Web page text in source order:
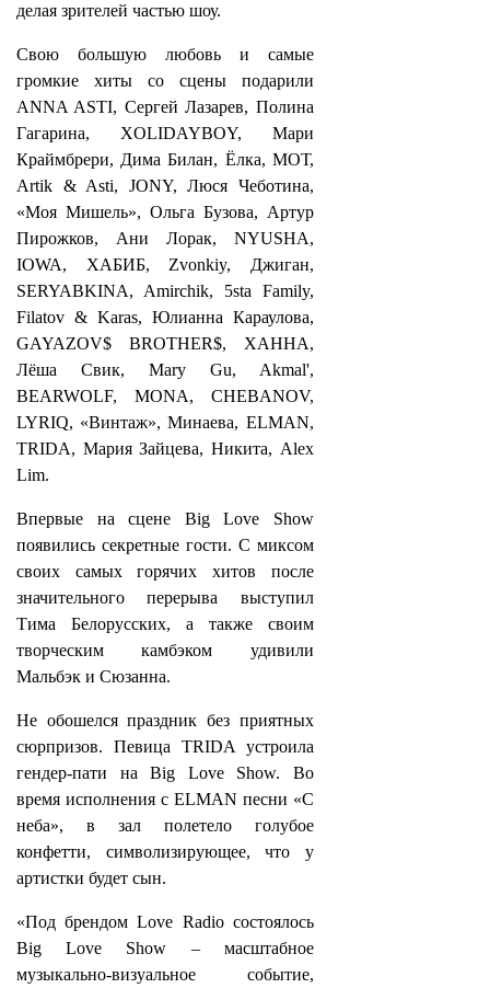
делая зрителей частью шоу.
Свою большую любовь и самые
громкие хиты со сцены подарили
ANNA ASTI, Сергей Лазарев, Полина
Гагарина, XOLIDAYBOY, Мари
Краймбрери, Дима Билан, Ёлка, МОТ,
Artik & Asti, JONY, Люся Чеботина,
«Моя Мишель», Ольга Бузова, Артур
Пирожков, Ани Лорак, NYUSHA,
IOWA, ХАБИБ, Zvonkiy, Джиган,
SERYABKINA, Amirchik, 5sta Family,
Filatov & Karas, Юлианна Караулова,
GAYAZOV$ BROTHER$, ХАННА,
Лёша Свик, Mary Gu, Akmal',
BEARWOLF, MONA, CHEBANOV,
LYRIQ, «Винтаж», Минаева, ELMAN,
TRIDA, Мария Зайцева, Никита, Alex
Lim.
Впервые на сцене Big Love Show
появились секретные гости. С миксом
своих самых горячих хитов после
значительного перерыва выступил
Тима Белорусских, а также своим
творческим камбэком удивили
Мальбэк и Сюзанна.
Не обошелся праздник без приятных
сюрпризов. Певица TRIDA устроила
гендер-пати на Big Love Show. Во
время исполнения с ELMAN песни «С
неба», в зал полетело голубое
конфетти, символизирующее, что у
артистки будет сын.
«Под брендом Love Radio состоялось
Big Love Show – масштабное
музыкально-визуальное событие,